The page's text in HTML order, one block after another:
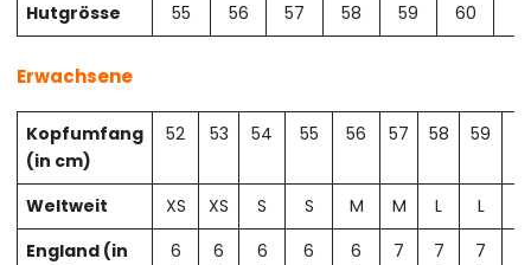
Hutgrösse
55 56 57 58 59 60
Erwachsene
Kopfumfang
(in cm)
52 53 54 55 56 57 58 59
Weltweit XS XS S S M M L L
England (in
6
6
6
6
6
7
7
7